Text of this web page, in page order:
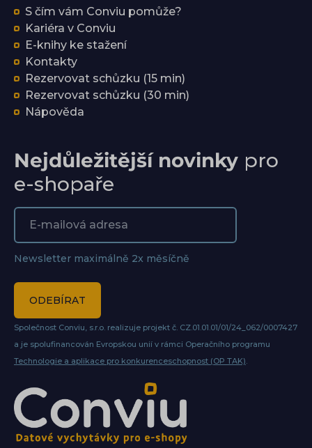
S čím vám Conviu pomůže?
Kariéra v Conviu
E-knihy ke stažení
Kontakty
Rezervovat schůzku (15 min)
Rezervovat schůzku (30 min)
Nápověda
Nejdůležitější novinky pro
e-shopaře
Newsletter maximálně 2x měsíčně
ODEBÍRAT
Společnost Conviu, s.r.o. realizuje projekt č. CZ.01.01.01/01/24_062/0007427
a je spolufinancován Evropskou unií v rámci Operačního programu
Technologie a aplikace pro konkurenceschopnost (OP TAK).